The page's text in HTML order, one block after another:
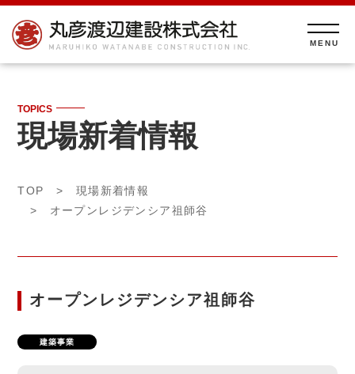
TOPICS
現場新着情報
TOP > 現場新着情報
> オープンレジデンシア祖師谷
オープンレジデンシア祖師谷
建築事業